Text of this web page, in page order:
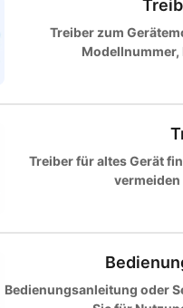
Treiber zum
Treiber für altes Gerät
vermeiden
Bedienungsanleitung oder